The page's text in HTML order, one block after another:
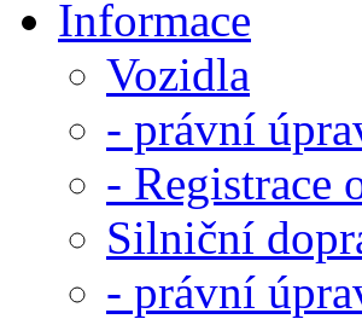
Informace
Vozidla
- právní
- Registrace
Silniční
- právní